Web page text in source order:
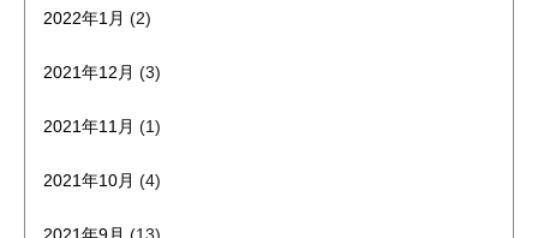
2022年1月 (2)
2021年12月 (3)
2021年11月 (1)
2021年10月 (4)